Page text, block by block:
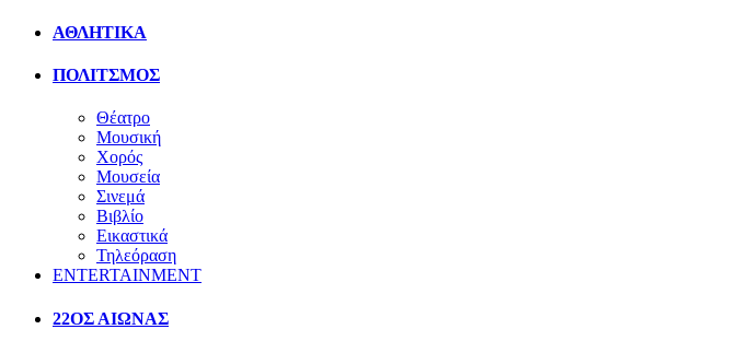
ΑΘΛΗΤΙΚΑ
ΠΟΛΙΤΣΜΟΣ
Θέατρο
Μουσική
Χορός
Μουσεία
Σινεμά
Βιβλίο
Εικαστικά
Τηλεόραση
ENTERTAINMENT
22ΟΣ ΑΙΩΝΑΣ